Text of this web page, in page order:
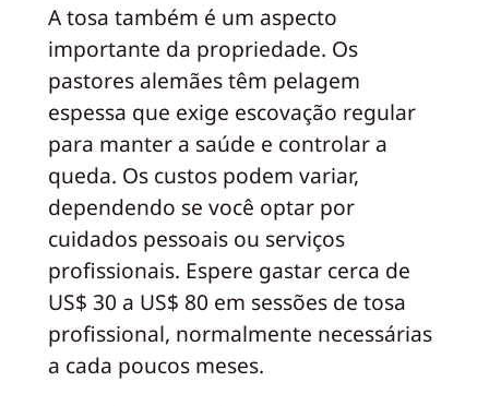
A tosa também é um aspecto
importante da propriedade. Os
pastores alemães têm pelagem
espessa que exige escovação regular
para manter a saúde e controlar a
queda. Os custos podem variar,
dependendo se você optar por
cuidados pessoais ou serviços
profissionais. Espere gastar cerca de
US$ 30 a US$ 80 em sessões de tosa
profissional, normalmente necessárias
a cada poucos meses.